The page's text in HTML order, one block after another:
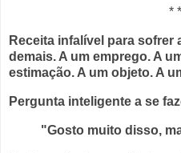
*
Receita infalível para sofrer
demais. A um emprego. A
estimação. A um objeto. A
Pergunta inteligente a se
"Gosto muito disso,